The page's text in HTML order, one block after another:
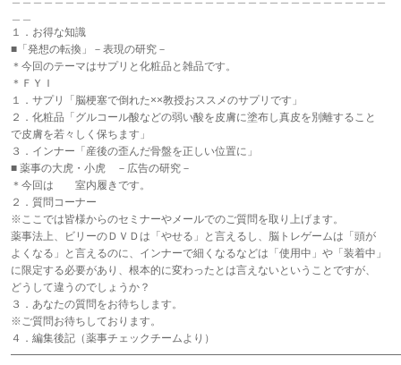
１．お得な知識
■「発想の転換」－表現の研究－
＊今回のテーマはサプリと化粧品と雑品です。
＊ＦＹＩ
１．サプリ「脳梗塞で倒れた××教授おススメのサプリです」
２．化粧品「グルコール酸などの弱い酸を皮膚に塗布し真皮を別離すること
で皮膚を若々しく保ちます」
３．インナー「産後の歪んだ骨盤を正しい位置に」
■ 薬事の大虎・小虎 －広告の研究－
＊今回は 室内履きです。
２．質問コーナー
※ここでは皆様からのセミナーやメールでのご質問を取り上げます。
薬事法上、ビリーのＤＶＤは「やせる」と言えるし、脳トレゲームは「頭が
よくなる」と言えるのに、インナーで細くなるなどは「使用中」や「装着中」
に限定する必要があり、根本的に変わったとは言えないということですが、
どうして違うのでしょうか？
３．あなたの質問をお待ちします。
※ご質問お待ちしております。
４．編集後記（薬事チェックチームより）